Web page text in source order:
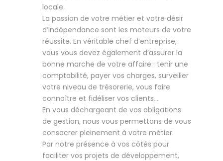
locale.
La passion de votre métier et votre désir
d’indépendance sont les moteurs de votre
réussite. En véritable chef d’entreprise,
vous vous devez également d’assurer la
bonne marche de votre affaire : tenir une
comptabilité, payer vos charges, surveiller
votre niveau de trésorerie, vous faire
connaître et fidéliser vos clients…
En vous déchargeant de vos obligations
de gestion, nous vous permettons de vous
consacrer pleinement à votre métier.
Par notre présence à vos côtés pour
faciliter vos projets de développement,